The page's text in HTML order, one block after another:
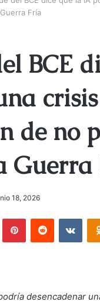
Fría
BCE
de no
18, 2026
desencadenar